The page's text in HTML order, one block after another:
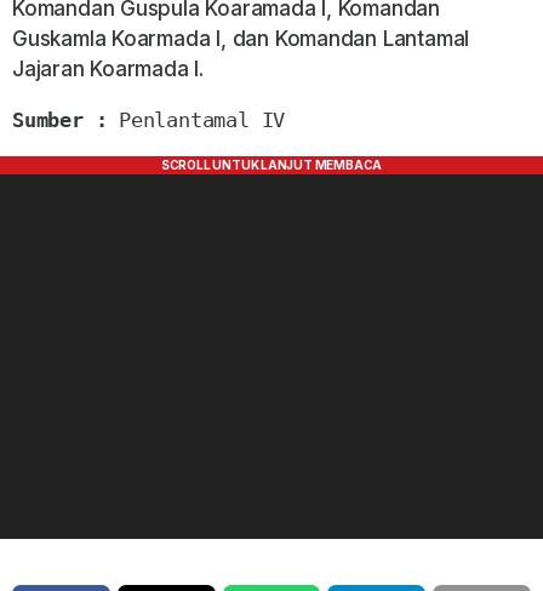
Komandan Guspula Koaramada I, Komandan
Guskamla Koarmada I, dan Komandan Lantamal
Jajaran Koarmada I.
Sumber : Penlantamal IV